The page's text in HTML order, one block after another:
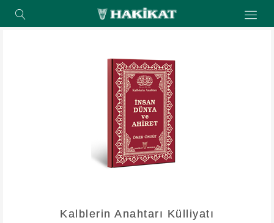
Kalblerin Anahtarı Külliyatı